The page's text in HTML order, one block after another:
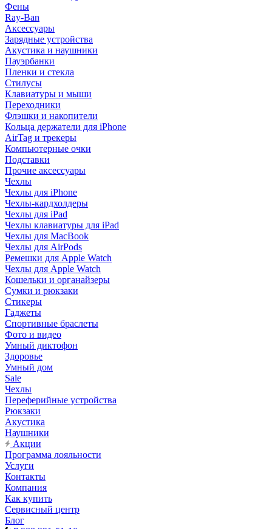
Фены
Ray-Ban
Аксессуары
Зарядные устройства
Акустика и наушники
Пауэрбанки
Пленки и стекла
Стилусы
Клавиатуры и мыши
Переходники
Флэшки и накопители
Кольца держатели для iPhone
AirTag и трекеры
Компьютерные очки
Подставки
Прочие аксессуары
Чехлы
Чехлы для iPhone
Чехлы-кардхолдеры
Чехлы для iPad
Чехлы клавиатуры для iPad
Чехлы для MacBook
Чехлы для AirPods
Ремешки для Apple Watch
Чехлы для Apple Watch
Кошельки и органайзеры
Сумки и рюкзаки
Стикеры
Гаджеты
Спортивные браслеты
Фото и видео
Умный диктофон
Здоровье
Умный дом
Sale
Чехлы
Переферийные устройства
Рюкзаки
Акустика
Наушники
Акции
Программа лояльности
Услуги
Контакты
Компания
Как купить
Сервисный центр
Блог